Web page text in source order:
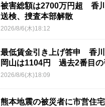
被害総額は2700万円超 香
送検、捜査本部解散
2026/8/6(木)18:12
最低賃金引き上げ答申 香川
岡山は1104円 過去2番目の
2026/8/6(木)18:09
熊本地震の被災者に市営住